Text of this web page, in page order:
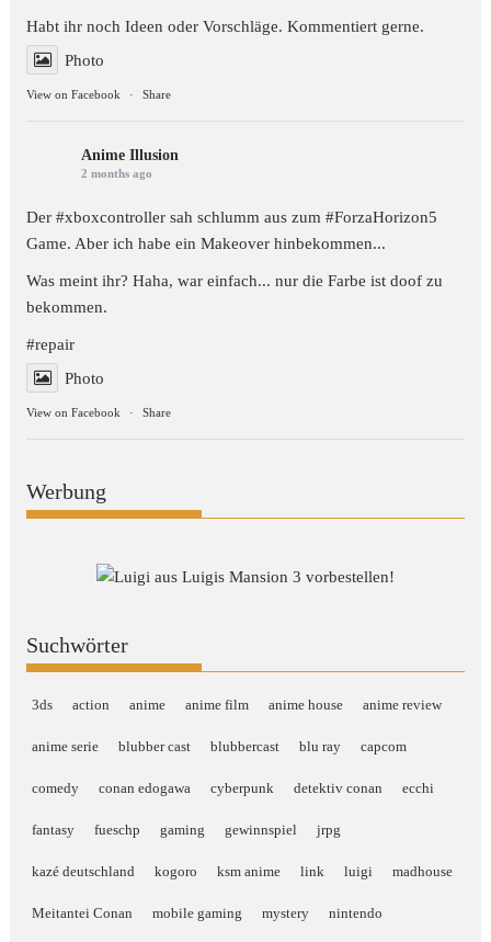
Habt ihr noch Ideen oder Vorschläge. Kommentiert gerne.
Photo
View on Facebook · Share
Anime Illusion
2 months ago
Der #xboxcontroller sah schlumm aus zum#ForzaHorizon5
Game. Aber ich habe ein Makeover hinbekommen...
Was meint ihr? Haha, war einfach... nur die Farbe ist doof zu
bekommen.
#repair
Photo
View on Facebook · Share
Werbung
Suchwörter
3ds action anime anime film anime house anime review
anime serie blubber cast blubbercast blu ray capcom
comedy conan edogawa cyberpunk detektiv conan ecchi
fantasy fueschp gaming gewinnspiel jrpg
kazé deutschland kogoro ksm anime link luigi madhouse
Meitantei Conan mobile gaming mystery nintendo